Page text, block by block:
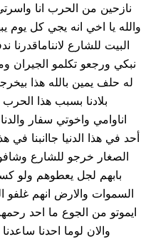
نازحين من الحرب انا
والله يا اخي انه يجي كل يوم
البيت للشارع لانناماقدرنا
نبكي ورجعو تكلمو الجيران
له حلف يمين بالله هذا
بلادنا بسبب هذا
اناوامي واخوتي سفار
أحد في هذا الدنيا جاانبنا
الصغار خرجو للشارع
بابهم لجل يعطوهم ولو
السموات والارض انهم غلفو
ایموتو من الجوع ما احد
والان لوما احدنا